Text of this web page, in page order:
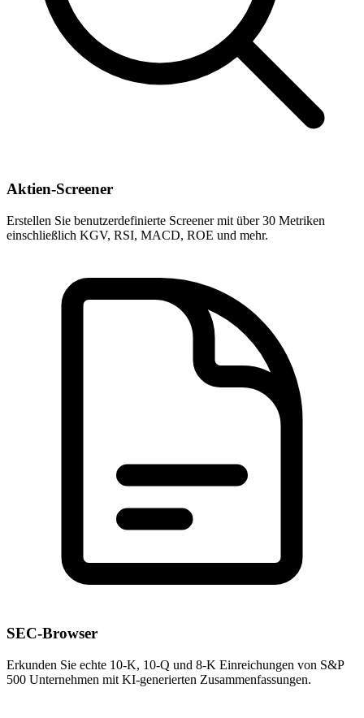
Aktien-Screener
Erstellen Sie benutzerdefinierte Screener mit über 30 Metriken
einschließlich KGV, RSI, MACD, ROE und mehr.
SEC-Browser
Erkunden Sie echte 10-K, 10-Q und 8-K Einreichungen von S&P
500 Unternehmen mit KI-generierten Zusammenfassungen.